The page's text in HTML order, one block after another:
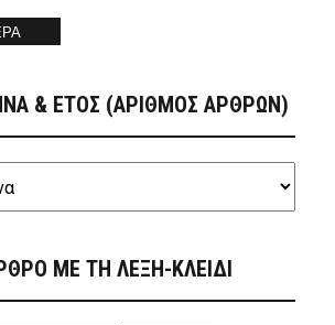
& ΕΤΟΣ (ΑΡΙΘΜΟΣ ΑΡΘΡΩΝ)
ΜΕ ΤΗ ΛΕΞΗ-ΚΛΕΙΔΙ